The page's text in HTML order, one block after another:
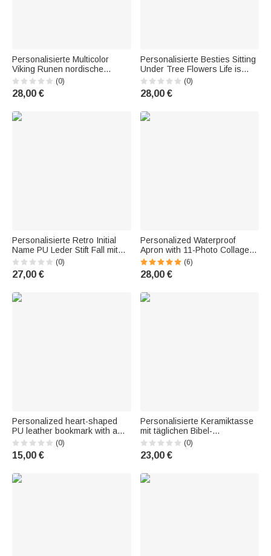
Personalisierte Multicolor
Viking Runen nordische
Mythologie isoliert 20 oz
Becher mit Namen Reisen
täglichen Gebrauch
Männer
(0)
28,00 €
Personalisierte Besties Sitting
Under Tree Flowers Life is
Better mit Besties 20oz
Tumbler Geschenk für den
täglichen Gebrauch des
(0)
28,00 €
Personalisierte Retro Initial
Name PU Leder Stift Fall mit
6/12 Slots Geburtstag
Weihnachten Geschenk für
Männer Offiziere
(0)
27,00 €
Personalized Waterproof
Apron with 11-Photo Collage,
Adjustable Strap, Large Pocket
—Christmas and Birthday Gift
for Cooking Enthusiasts and
(6)
28,00 €
Personalized heart-shaped
PU leather bookmark with a
pink bow and a birth flower—a
birthday or anniversary gift for
book lovers and bookworms
(0)
15,00 €
Personalisierte Keramiktasse
mit täglichen Bibel-
Affirmationen, Namen und
Untersetzer – Geburtstags-,
Glaubens- und
Taufgeschenk für Christen
(0)
23,00 €